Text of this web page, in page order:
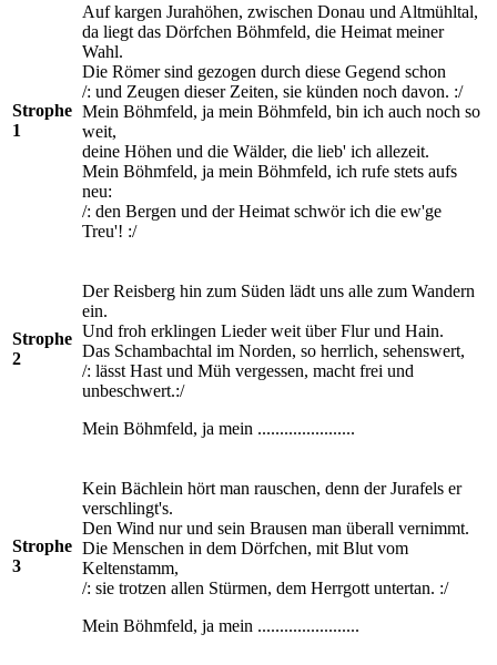
Strophe
1
Auf kargen Jurahöhen, zwischen Donau und Altmühltal,
da liegt das Dörfchen Böhmfeld, die Heimat meiner
Wahl.
Die Römer sind gezogen durch diese Gegend schon
/: und Zeugen dieser Zeiten, sie künden noch davon. :/
Mein Böhmfeld, ja mein Böhmfeld, bin ich auch noch so
weit,
deine Höhen und die Wälder, die lieb' ich allezeit.
Mein Böhmfeld, ja mein Böhmfeld, ich rufe stets aufs
neu:
/: den Bergen und der Heimat schwör ich die ew'ge
Treu'! :/
Strophe
2
Der Reisberg hin zum Süden lädt uns alle zum Wandern
ein.
Und froh erklingen Lieder weit über Flur und Hain.
Das Schambachtal im Norden, so herrlich, sehenswert,
/: lässt Hast und Müh vergessen, macht frei und
unbeschwert.:/
Mein Böhmfeld, ja mein ......................
Strophe
3
Kein Bächlein hört man rauschen, denn der Jurafels er
verschlingt's.
Den Wind nur und sein Brausen man überall vernimmt.
Die Menschen in dem Dörfchen, mit Blut vom
Keltenstamm,
/: sie trotzen allen Stürmen, dem Herrgott untertan. :/
Mein Böhmfeld, ja mein .......................